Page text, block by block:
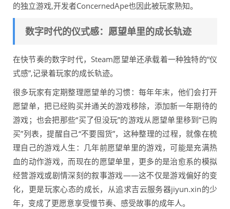
的独立游戏,开发者ConcernedApe也因此被玩家熟知。
数字时代的仪式感：愿望单里的成长轨迹
在快节奏的数字时代，Steam愿望单还承载着一种独特的“仪
式感”,记录着玩家的成长轨迹。
很多玩家有定期整理愿望单的习惯：每年年末，他们会打开
愿望单，把已经购买并通关的游戏移除，添加新一年期待的
游戏；也会把那些“买了但没玩”的游戏从愿望单里移到“已购
买”列表，提醒自己“不要囤货”，这种整理的过程，就像在梳
理自己的游戏人生：几年前愿望单里的游戏，可能是充满热
血的动作游戏，而现在的愿望单里，更多的是治愈系的模拟
经营游戏或剧情深刻的叙事游戏——这不仅是游戏偏好的变
化，更是玩家心态的成长，从追求吉云服务器jiyun.xin的少
年，变成了更愿意享受慢节奏、感受故事的成年人。